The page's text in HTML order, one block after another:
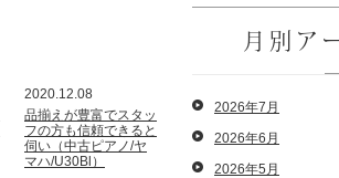
2020.12.08
品揃えが豊富でスタッ
フの方も信頼できると
伺い（中古ピアノ/ヤ
マハ/U30Bl）
月別ア
2026年7月
2026年6月
2026年5月